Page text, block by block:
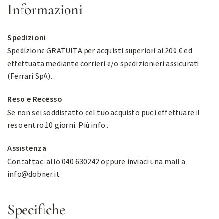
Informazioni
Spedizioni
Spedizione GRATUITA per acquisti superiori ai 200 € ed
effettuata mediante corrieri e/o spedizionieri assicurati
(Ferrari SpA).
Reso e Recesso
Se non sei soddisfatto del tuo acquisto puoi effettuare il
reso entro 10 giorni. Più info..
Assistenza
Contattaci allo 040 630242 oppure inviaci una mail a
info@dobner.it
Specifiche